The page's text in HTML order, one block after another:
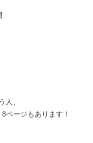
人、
ページもあります！